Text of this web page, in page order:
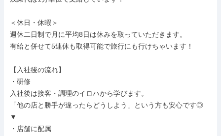
＜休日・休暇＞
週休二日制で月に平均8日は休みを取っていただきます。
有給と併せて5連休も取得可能で旅行にも行けちゃいます！
【入社後の流れ】
・研修
入社後は接客・調理のイロハから学びます。
「他の店と勝手が違ったらどうしよう」という方も安心です◎
▼
・店舗に配属